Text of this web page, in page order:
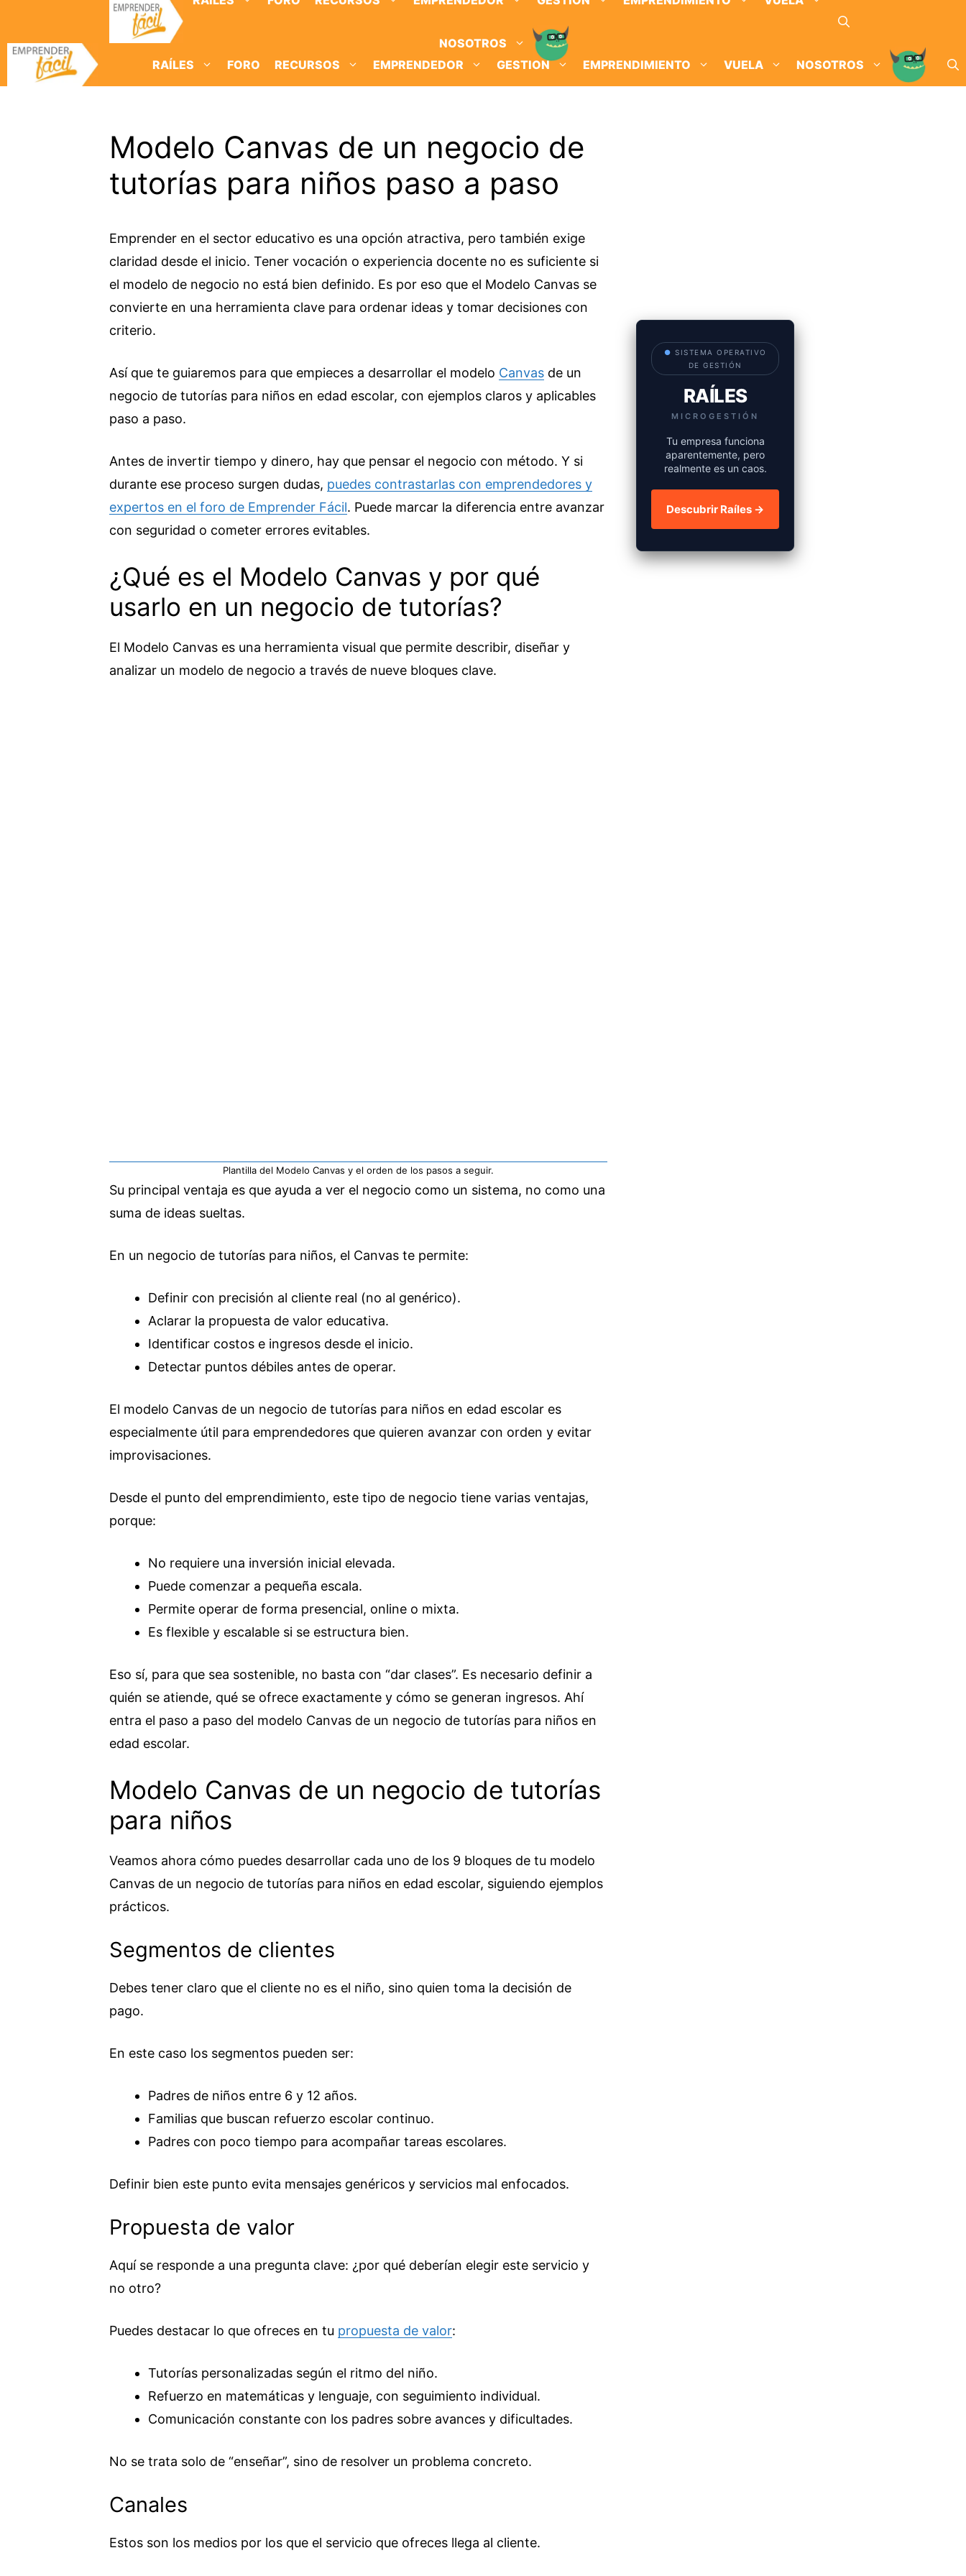
contenido
NOSOTROS
RAÍLES
FORO RECURSOS EMPRENDEDOR GESTION EMPRENDIMIENTO VUELA NOSOTROS
Modelo Canvas de un negocio de
tutorías para niños paso a paso
Emprender en el sector educativo es una opción atractiva, pero también exige
claridad desde el inicio. Tener vocación o experiencia docente no es suficiente si
el modelo de negocio no está bien definido. Es por eso que el Modelo Canvas se
convierte en una herramienta clave para ordenar ideas y tomar decisiones con
criterio.
Así que te guiaremos para que empieces a desarrollar el modelo Canvas de un
negocio de tutorías para niños en edad escolar, con ejemplos claros y aplicables
paso a paso.
Antes de invertir tiempo y dinero, hay que pensar el negocio con método. Y si
durante ese proceso surgen dudas, puedes contrastarlas con emprendedores y
expertos en el foro de Emprender Fácil. Puede marcar la diferencia entre avanzar
con seguridad o cometer errores evitables.
¿Qué es el Modelo Canvas y por qué
usarlo en un negocio de tutorías?
El Modelo Canvas es una herramienta visual que permite describir, diseñar y
analizar un modelo de negocio a través de nueve bloques clave.
Plantilla del Modelo Canvas y el orden de los pasos a seguir.
Su principal ventaja es que ayuda a ver el negocio como un sistema, no como una
suma de ideas sueltas.
En un negocio de tutorías para niños, el Canvas te permite:
Definir con precisión al cliente real (no al genérico).
Aclarar la propuesta de valor educativa.
Identificar costos e ingresos desde el inicio.
Detectar puntos débiles antes de operar.
El modelo Canvas de un negocio de tutorías para niños en edad escolar es
especialmente útil para emprendedores que quieren avanzar con orden y evitar
improvisaciones.
Desde el punto del emprendimiento, este tipo de negocio tiene varias ventajas,
porque:
No requiere una inversión inicial elevada.
Puede comenzar a pequeña escala.
Permite operar de forma presencial, online o mixta.
Es flexible y escalable si se estructura bien.
Eso sí, para que sea sostenible, no basta con “dar clases”. Es necesario definir a
quién se atiende, qué se ofrece exactamente y cómo se generan ingresos. Ahí
entra el paso a paso del modelo Canvas de un negocio de tutorías para niños en
edad escolar.
Modelo Canvas de un negocio de tutorías
para niños
Veamos ahora cómo puedes desarrollar cada uno de los 9 bloques de tu modelo
Canvas de un negocio de tutorías para niños en edad escolar, siguiendo ejemplos
prácticos.
Segmentos de clientes
Debes tener claro que el cliente no es el niño, sino quien toma la decisión de
pago.
En este caso los segmentos pueden ser:
Padres de niños entre 6 y 12 años.
Familias que buscan refuerzo escolar continuo.
Padres con poco tiempo para acompañar tareas escolares.
Definir bien este punto evita mensajes genéricos y servicios mal enfocados.
Propuesta de valor
Aquí se responde a una pregunta clave: ¿por qué deberían elegir este servicio y
no otro?
Puedes destacar lo que ofreces en tu propuesta de valor:
Tutorías personalizadas según el ritmo del niño.
Refuerzo en matemáticas y lenguaje, con seguimiento individual.
Comunicación constante con los padres sobre avances y dificultades.
No se trata solo de “enseñar”, sino de resolver un problema concreto.
Canales
Estos son los medios por los que el servicio que ofreces llega al cliente.
● SISTEMA OPERATIVO
DE GESTIÓN
RAÍLES
MICROGESTIÓN
Tu empresa funciona
aparentemente, pero
realmente es un caos.
Descubrir Raíles →